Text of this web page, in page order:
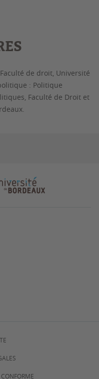
de droit, Université
: Politique
Faculté de Droit et